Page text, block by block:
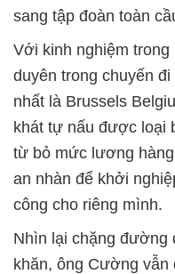
sang tập đoàn toàn
Với kinh nghiệm
duyên trong chuyến
nhất là Brussels
khát tự nấu được loại
từ bỏ mức lương
an nhàn để khởi
công cho riêng mình.
Nhìn lại chặng đường
khăn, ông Cường